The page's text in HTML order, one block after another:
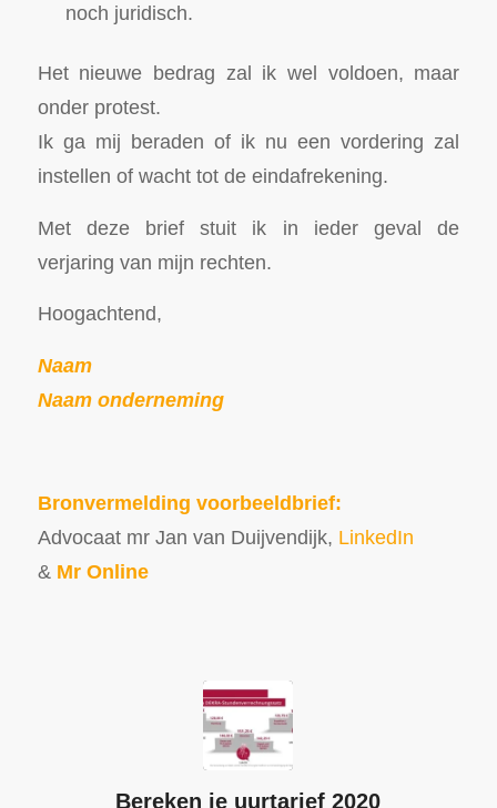
noch juridisch.
Het nieuwe bedrag zal ik wel voldoen, maar
onder protest.
Ik ga mij beraden of ik nu een vordering zal
instellen of wacht tot de eindafrekening.
Met deze brief stuit ik in ieder geval de
verjaring van mijn rechten.
Hoogachtend,
Naam
Naam onderneming
Bronvermelding voorbeeldbrief:
Advocaat mr Jan van Duijvendijk, LinkedIn
& Mr Online
Bereken je uurtarief 2020